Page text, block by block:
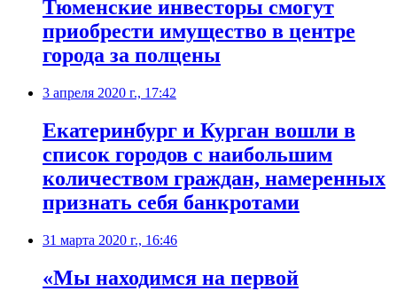
Тюменские инвесторы смогут
приобрести имущество в центре
города за полцены
3 апреля 2020 г., 17:42
Екатеринбург и Курган вошли в
список городов с наибольшим
количеством граждан, намеренных
признать себя банкротами
31 марта 2020 г., 16:46
«Мы находимся на первой